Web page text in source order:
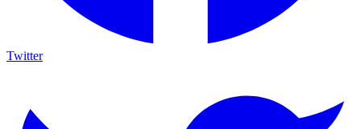
Twitter